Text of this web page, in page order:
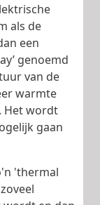
als de
een
genoemd
van de
warmte
Het wordt
gaan
'thermal